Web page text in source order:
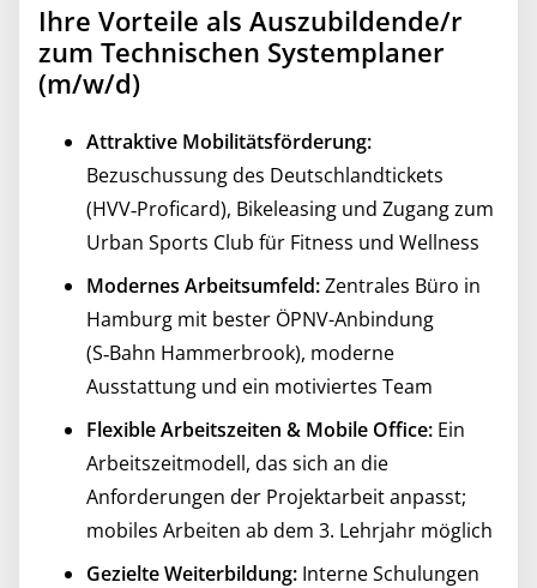
Ihre Vorteile als Auszubildende/r
zum Technischen Systemplaner
(m/w/d)
Attraktive Mobilitätsförderung:
Bezuschussung des Deutschlandtickets
(HVV‑Proficard), Bikeleasing und Zugang zum
Urban Sports Club für Fitness und Wellness
Modernes Arbeitsumfeld:Zentrales Büro in
Hamburg mit bester ÖPNV-Anbindung
(S‑Bahn Hammerbrook), moderne
Ausstattung und ein motiviertes Team
Flexible Arbeitszeiten & Mobile Office: Ein
Arbeitszeitmodell, das sich an die
Anforderungen der Projektarbeit anpasst;
mobiles Arbeiten ab dem 3. Lehrjahr möglich
Gezielte Weiterbildung: Interne Schulungen